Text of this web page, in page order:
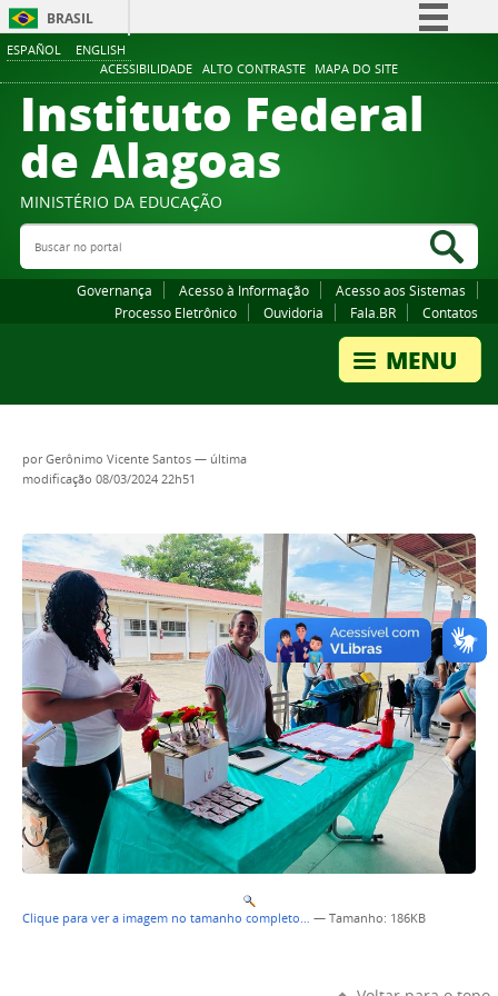
ESPAÑOL ENGLISH
ACESSIBILIDADE ALTO CONTRASTE MAPA DO SITE
BRASIL
Comunica BR
Participe
Canais
Instituto Federal
de Alagoas
MINISTÉRIO DA EDUCAÇÃO
Buscar no portal
Governança Acesso à Informação
Acesso aos Sistemas
Processo Eletrônico
Ouvidoria Fala.BR Contatos
porGerônimo Vicente Santos — última
modificação 08/03/2024 22h51
Clique para ver a imagem no tamanho completo… — Tamanho: 186KB